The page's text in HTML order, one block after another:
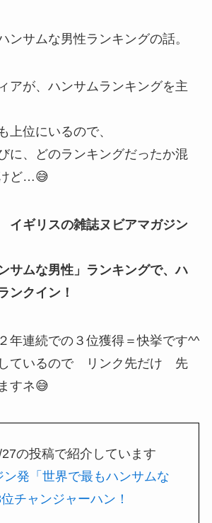
サムな男性ランキングの話。
アが、ハンサムランキングを主
上位にいるので、
に、どのランキングだったか混
ど…😅
ギリスの雑誌ヌビアマガジン
サムな男性」ランキングで、ハ
ンクイン！
年連続での３位獲得＝快挙です^^
ているので リンク先だけ 先
すネ😅
の投稿で紹介しています
ン発「世界で最もハンサムな
チャンジャーハン！